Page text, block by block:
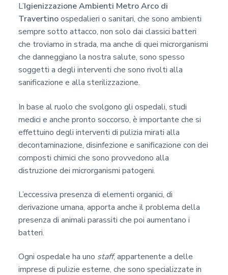
L’Igienizzazione Ambienti Metro Arco di
Travertinoospedalieri o sanitari, che sono ambienti
sempre sotto attacco, non solo dai classici batteri
che troviamo in strada, ma anche di quei microrganismi
che danneggiano la nostra salute, sono spesso
soggetti a degli interventi che sono rivolti alla
sanificazione e alla sterilizzazione.
In base al ruolo che svolgono gli ospedali, studi
medici e anche pronto soccorso, è importante che si
effettuino degli interventi di pulizia mirati alla
decontaminazione, disinfezione e sanificazione con dei
composti chimici che sono provvedono alla
distruzione dei microrganismi patogeni.
L’eccessiva presenza di elementi organici, di
derivazione umana, apporta anche il problema della
presenza di animali parassiti che poi aumentano i
batteri.
Ogni ospedale ha uno staff, appartenente a delle
imprese di pulizie esterne, che sono specializzate in